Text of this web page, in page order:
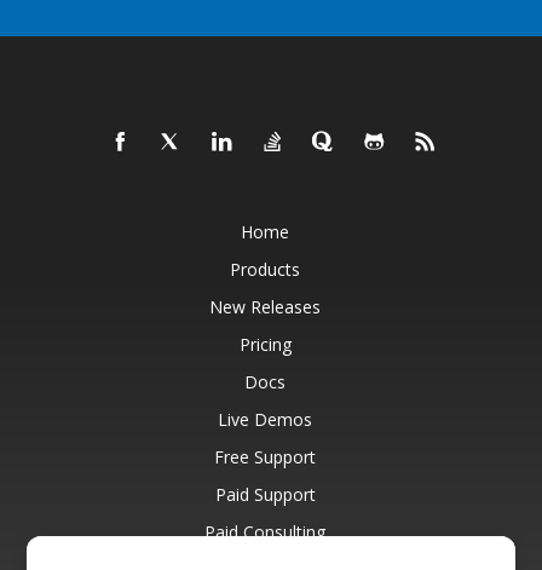
Home
Products
New Releases
Pricing
Docs
Live Demos
Free Support
Paid Support
Paid Consulting